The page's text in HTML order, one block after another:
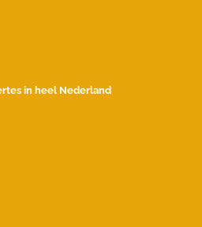
in heel Nederland